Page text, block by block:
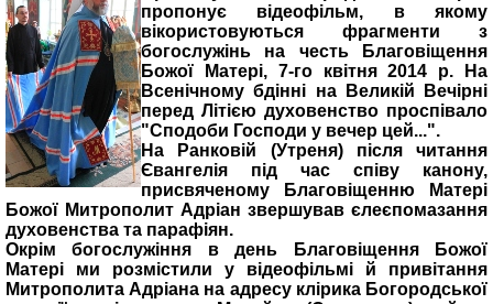
пропонує відеофільм, в якому
вікористовуються фрагменти з
богослужінь на честь Благовіщення
Божої Матері, 7-го квітня 2014 р. На
Всенічному бдінні на Великій Вечірні
перед Літією духовенство проспівало
"Сподоби Господи у вечер цей...".
На Ранковій (Утреня) після читання
Євангелія під час співу канону,
присвяченому Благовіщенню Матері
Божої Митрополит Адріан звершував єлеєпомазання
духовенства та парафіян.
Окрім богослужіння в день Благовіщення Божої
Матері ми розмістили у відеофільмі й привітання
Митрополита Адріана на адресу клірика Богородської